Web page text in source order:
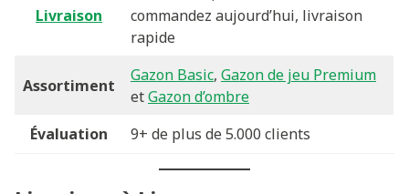
Livraison
commandez aujourd’hui, livraison
rapide
Assortiment
Gazon Basic, Gazon de jeu Premium
etGazon d’ombre
Évaluation
9+ de plus de 5.000 clients